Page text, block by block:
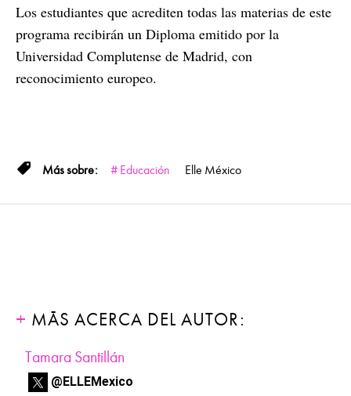
Los estudiantes que acrediten todas las materias de este
programa recibirán un Diploma emitido por la
Universidad Complutense de Madrid, con
reconocimiento europeo.
Educación Elle México
MÁS ACERCA DEL AUTOR:
Tamara Santillán
@ELLEMexico